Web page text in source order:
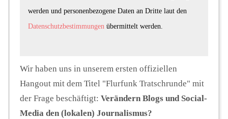
werden und personenbezogene Daten an Dritte laut den
Datenschutzbestimmungen übermittelt werden.
Wir haben uns in unserem ersten offiziellen
Hangout mit dem Titel "Flurfunk Tratschrunde" mit
der Frage beschäftigt: Verändern Blogs und Social-
Media den (lokalen) Journalismus?